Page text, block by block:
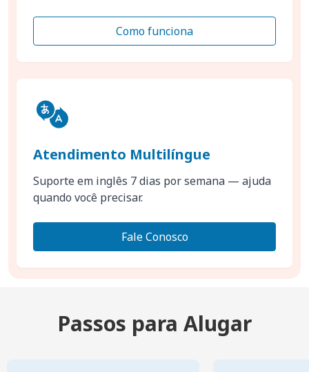
Como funciona
Atendimento Multilíngue
Suporte em inglês 7 dias por semana — ajuda
quando você precisar.
Fale Conosco
Passos para Alugar